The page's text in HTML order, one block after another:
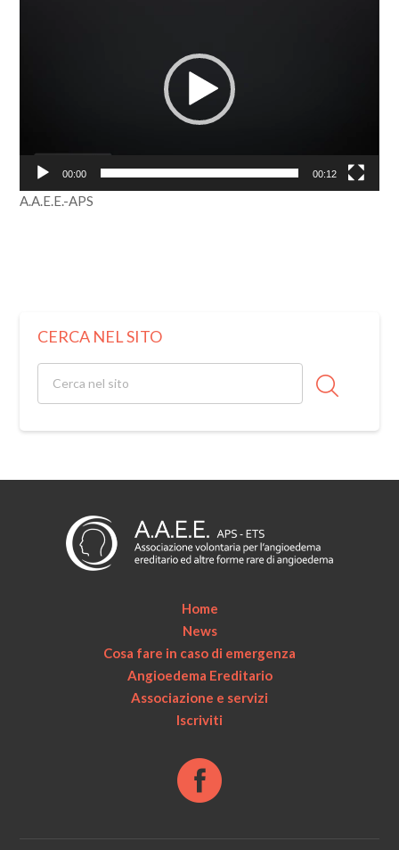
00:00 00:12
A.A.E.E.-APS
CERCA NEL SITO
Home
News
Cosa fare in caso di emergenza
Angioedema Ereditario
Associazione e servizi
Iscriviti